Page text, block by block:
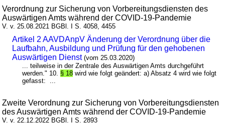
Verordnung zur Sicherung von Vorbereitungsdiensten des
Auswärtigen Amts während der COVID-19-Pandemie
V. v. 25.08.2021 BGBl. I S. 4058, 4455
Artikel 2 AAVDAnpV Änderung der Verordnung über die
Laufbahn, Ausbildung und Prüfung für den gehobenen
Auswärtigen Dienst (vom 25.03.2020)
... teilweise in der Zentrale des Auswärtigen Amts durchgeführt
werden." 10. § 18 wird wie folgt geändert: a) Absatz 4 wird wie folgt
gefasst: ...
Zweite Verordnung zur Sicherung von Vorbereitungsdiensten
des Auswärtigen Amts während der COVID-19-Pandemie
V. v. 22.12.2022 BGBl. I S. 2893